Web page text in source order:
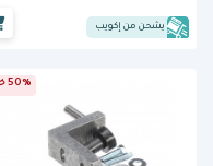
يشحن من إكويب
50% خصم